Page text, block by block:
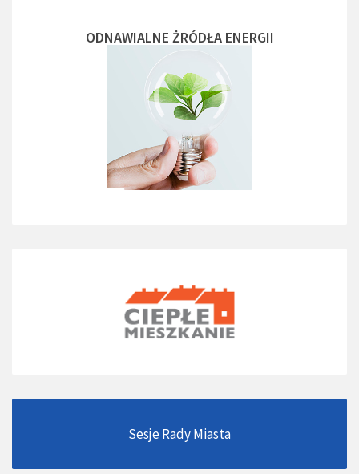
ODNAWIALNE ŻRÓDŁA ENERGII
Sesje Rady Miasta